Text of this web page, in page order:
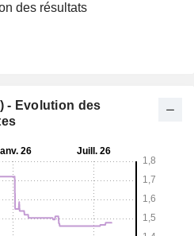
des résultats
- Evolution des